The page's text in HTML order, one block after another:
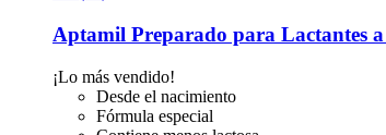
Aptamil Preparado para Lactantes
¡Lo más vendido!
Desde el nacimiento
Fórmula especial